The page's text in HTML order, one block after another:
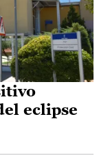
eclipse